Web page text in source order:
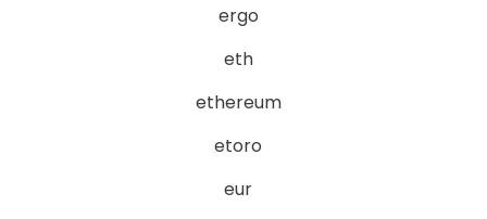
ergo
eth
ethereum
etoro
eur